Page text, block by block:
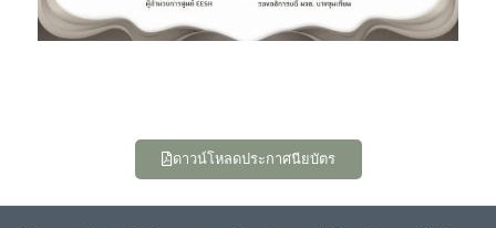
ดาวน์โหลดประกาศนียบัตร